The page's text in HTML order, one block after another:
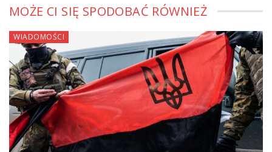
MOŻE CI SIĘ SPODOBAĆ RÓWNIEŻ
WIADOMOŚCI